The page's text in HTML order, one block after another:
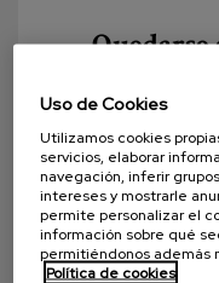
Quedarse
para las
Vivimos tiempos
envejecimiento. En
personas
Uso de Cookies
Utilizamos cookies
servicios, elaborar
navegación, inferir
intereses y mostrarle
permite personalizar el
información sobre qué
permitiéndonos además
Política de cookies